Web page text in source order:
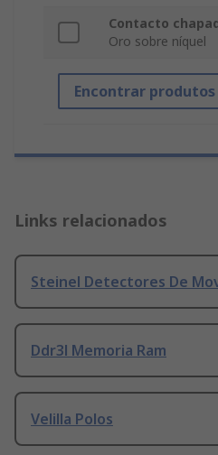
Contacto
Oro sobre níquel
Encontrar
Links relacionados
Steinel Detectores De
Ddr3l Memoria Ram
Velilla Polos